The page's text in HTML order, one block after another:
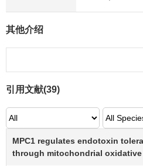
其他介绍
引用文献(39)
MPC1 regulates endotoxin
through mitochondrial